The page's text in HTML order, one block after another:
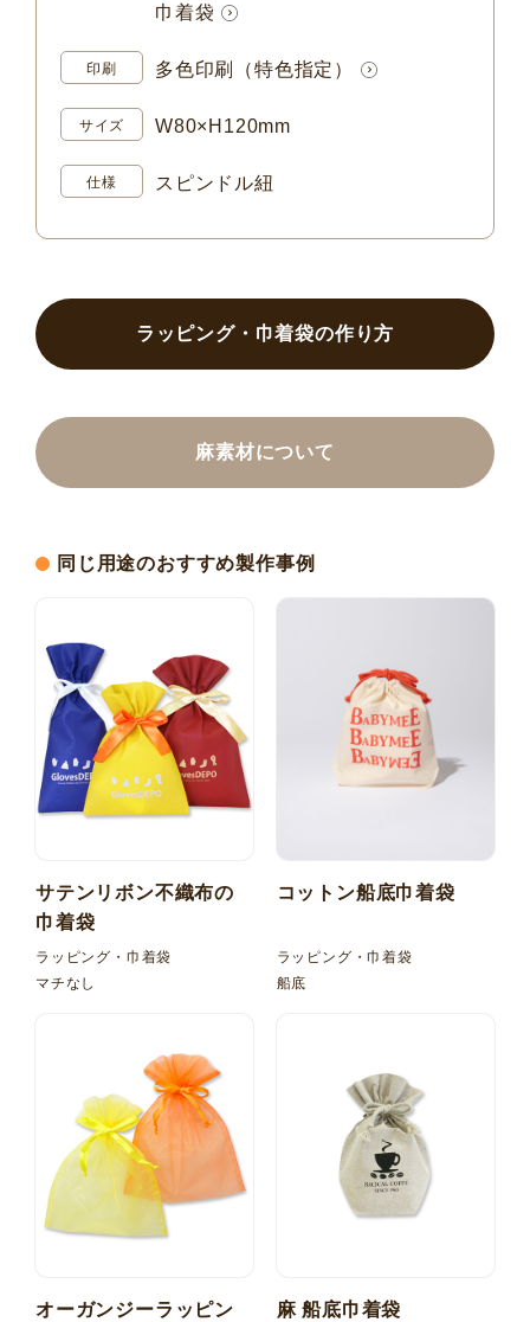
巾着袋
印刷 多色印刷（特色指定）
サイズ W80×H120mm
仕様 スピンドル紐
ラッピング・巾着袋の作り方
麻素材について
同じ用途のおすすめ製作事例
サテンリボン不織布の
巾着袋
ラッピング・巾着袋
マチなし
コットン船底巾着袋
ラッピング・巾着袋
船底
オーガンジーラッピン 麻 船底巾着袋